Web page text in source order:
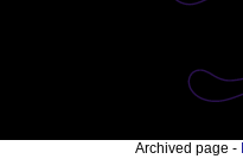
Archived page -